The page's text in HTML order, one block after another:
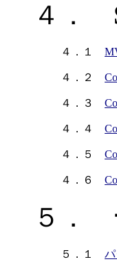
４．
４．１
４．２
４．３
４．４
４．５
４．６
５．
５．１